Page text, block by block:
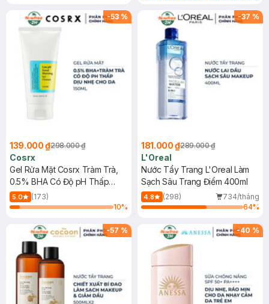
-53 %
139.000 ₫298.000 ₫
Cosrx
Gel Rửa Mặt Cosrx Tràm Trà,
0.5% BHA Có Độ pH Thấp
150ml
5.0
(173)
10%
-37 %
181.000 ₫289.000 ₫
L'Oreal
Nước Tẩy Trang L'Oreal Làm
Sạch Sâu Trang Điểm 400ml
4.8 (298)
734/tháng
64%
-57 % -40 %